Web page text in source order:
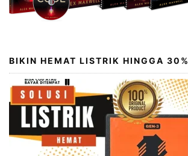
BIKIN HEMAT LISTRIK HINGGA 30%